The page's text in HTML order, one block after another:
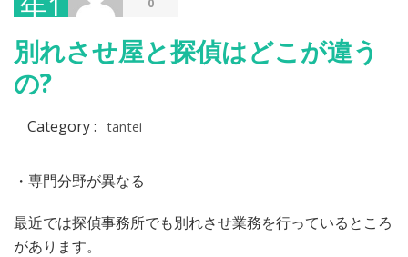
月
16
日
0
別れさせ屋と探偵はどこが違う
の?
Category : tantei
・専門分野が異なる
最近では探偵事務所でも別れさせ業務を行っているところ
があります。